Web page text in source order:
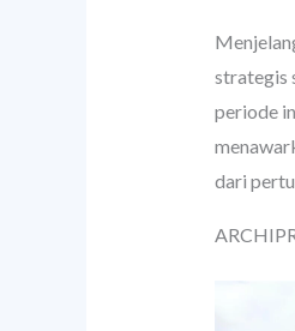
strategis
periode
dari